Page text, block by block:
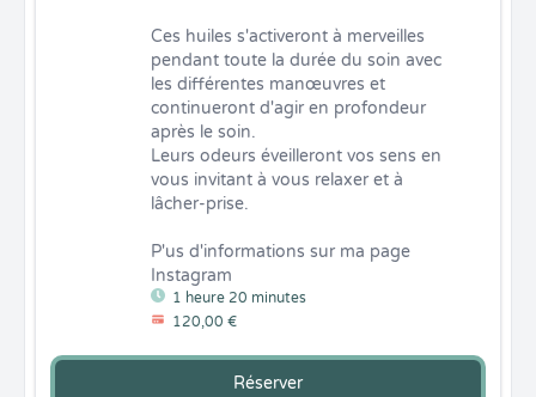
1 heure 20 minutes
120,00 €
Ces huiles s'activeront à merveilles
pendant toute la durée du soin avec
les différentes manœuvres et
continueront d'agir en profondeur
après le soin.
Leurs odeurs éveilleront vos sens en
vous invitant à vous relaxer et à
lâcher-prise.
P'us d'informations sur ma page
Instagram
Réserver